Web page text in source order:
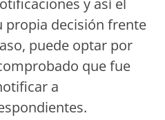
y así el
decisión frente
puede optar por
que fue
a